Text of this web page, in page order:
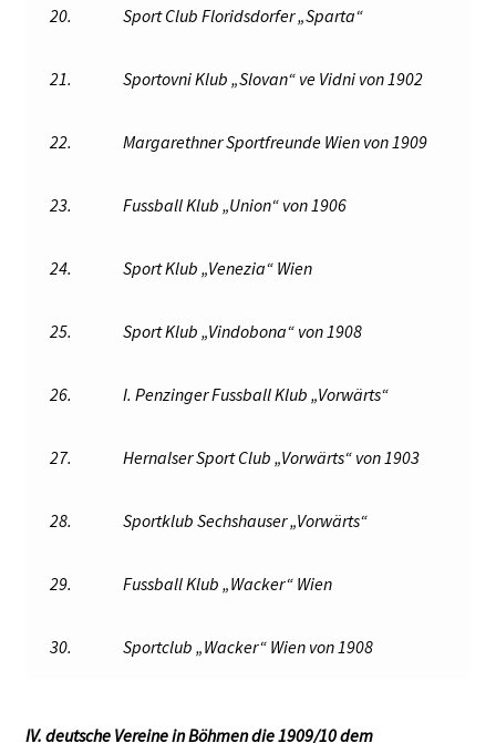
20. Sport Club Floridsdorfer „Sparta“
21. Sportovni Klub „Slovan“ ve Vidni von 1902
22. Margarethner Sportfreunde Wien von 1909
23. Fussball Klub „Union“ von 1906
24. Sport Klub „Venezia“ Wien
25. Sport Klub „Vindobona“ von 1908
26. I. Penzinger Fussball Klub „Vorwärts“
27. Hernalser Sport Club „Vorwärts“ von 1903
28. Sportklub Sechshauser „Vorwärts“
29. Fussball Klub „Wacker“ Wien
30. Sportclub „Wacker“ Wien von 1908
IV. deutsche Vereine in Böhmen die 1909/10 dem